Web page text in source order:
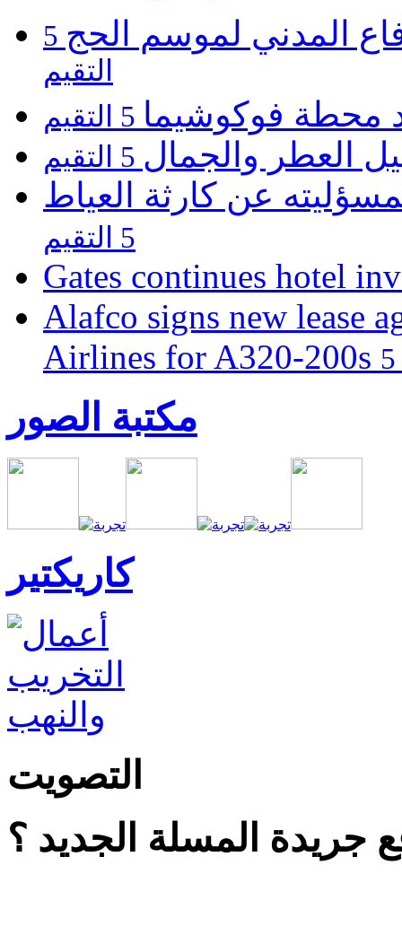
المدني لموسم الحج 5
التقيم
محطة فوكوشيما
العطر والجمال
عن كارثة العياط
5 التقيم
Gates continues hotel
Alafco signs new lease
Airlines for A320-200s
مكتبة الصور
كاريكتير
التصويت
جريدة المسلة الجديد ؟